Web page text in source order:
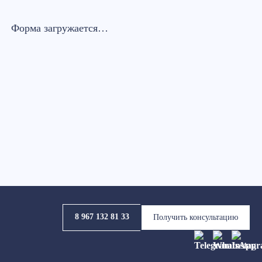
Форма загружается…
8 967 132 81 33 Получить консультацию